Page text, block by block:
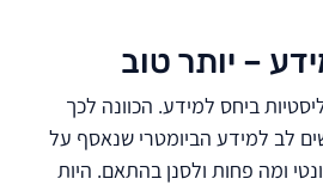
– יותר טוב
ביחס למידע. הכוונה לכך
לב למידע הביומטרי שנאסף על
ומה פחות ולסנן בהתאם. היות